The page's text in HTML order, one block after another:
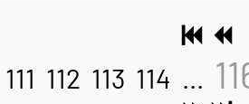
111 112 113 114 ...